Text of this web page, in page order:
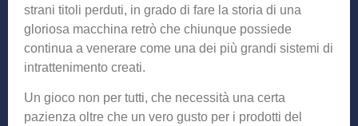
strani titoli perduti, in grado di fare la storia di una
gloriosa macchina retrò che chiunque possiede
continua a venerare come una dei più grandi sistemi di
intrattenimento creati.
Un gioco non per tutti, che necessità una certa
pazienza oltre che un vero gusto per i prodotti del